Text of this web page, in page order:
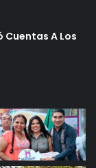
Cuentas A Los